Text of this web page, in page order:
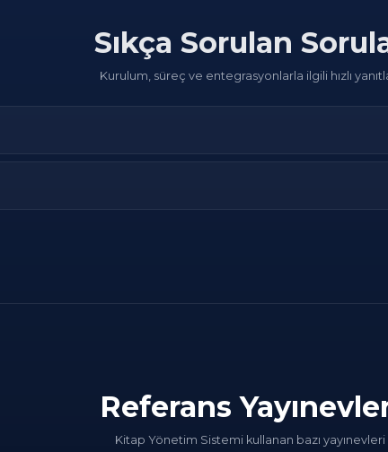
Sıkça Sorulan
Kurulum, süreç ve entegrasyonlarla ilgili hızlı
Referans
Kitap Yönetim Sistemi kullanan bazı yayınevleri